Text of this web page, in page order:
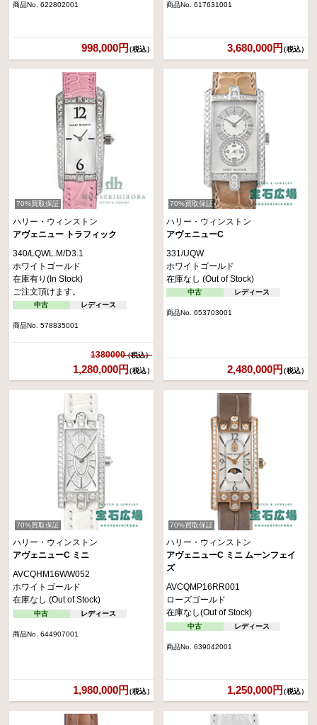
商品No. 622802001
998,000円（税込）
商品No. 617631001
3,680,000円（税込）
70%買取保証
ハリー・ウィンストン
アヴェニュー トラフィック
340/LQWL.M/D3.1
ホワイトゴールド
在庫有り(In Stock)
ご注文頂けます。
中古 レディース
商品No. 578835001
1380000
1,280,000円（税込）
70%買取保証
ハリー・ウィンストン
アヴェニューC
331/UQW
ホワイトゴールド
在庫なし (Out of Stock)
中古 レディース
商品No. 653703001
2,480,000円（税込）
70%買取保証
ハリー・ウィンストン
アヴェニューC ミニ
AVCQHM16WW052
ホワイトゴールド
在庫なし (Out of Stock)
中古 レディース
商品No. 644907001
1,980,000円（税込）
70%買取保証
ハリー・ウィンストン
アヴェニューC ミニ ムーンフェイ
ズ
AVCQMP16RR001
ローズゴールド
在庫なし(Out of Stock)
中古 レディース
商品No. 639042001
1,250,000円（税込）